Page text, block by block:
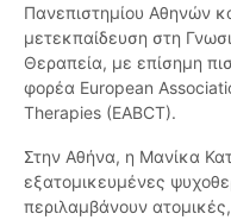
Πανεπιστημίου Αθηνών
μετεκπαίδευση στη
Θεραπεία, με επίσημη
φορέα European
Therapies (EABCT).
Στην Αθήνα, η Μανίκα
εξατομικευμένες
περιλαμβάνουν